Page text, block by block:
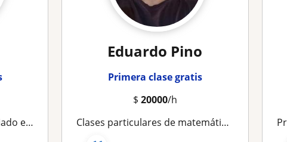
Eduardo Pino
Primera clase gratis
$ 20000/h
Clases particulares de matemáticas, todos los niveles